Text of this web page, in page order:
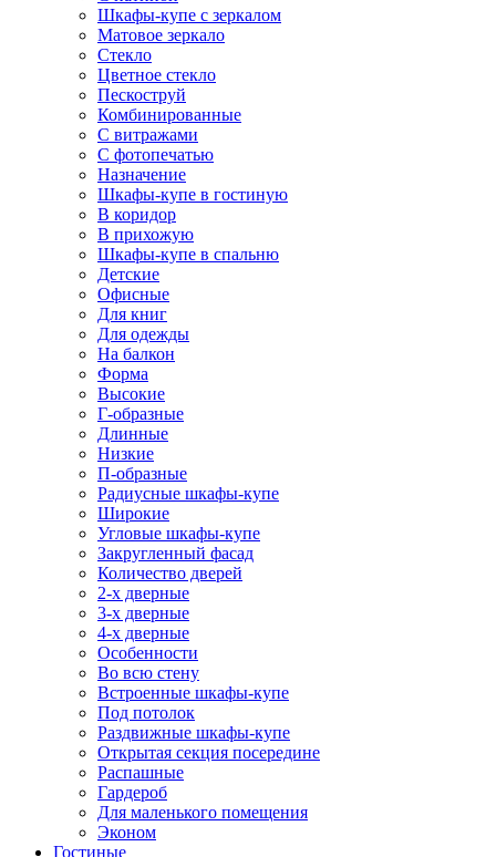
Шкафы-купе с зеркалом
Матовое зеркало
Стекло
Цветное стекло
Пескоструй
Комбинированные
С витражами
С фотопечатью
Назначение
Шкафы-купе в гостиную
В коридор
В прихожую
Шкафы-купе в спальню
Детские
Офисные
Для книг
Для одежды
На балкон
Форма
Высокие
Г-образные
Длинные
Низкие
П-образные
Радиусные шкафы-купе
Широкие
Угловые шкафы-купе
Закругленный фасад
Количество дверей
2-х дверные
3-х дверные
4-х дверные
Особенности
Во всю стену
Встроенные шкафы-купе
Под потолок
Раздвижные шкафы-купе
Открытая секция посередине
Распашные
Гардероб
Для маленького помещения
Эконом
Гостиные